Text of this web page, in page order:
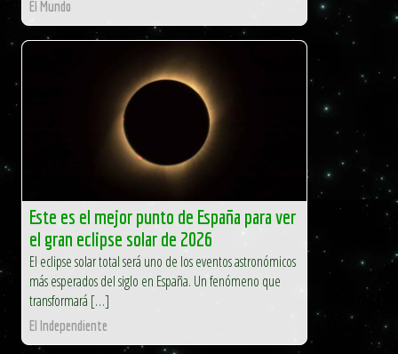
El Mundo
Este es el mejor punto de España para ver
el gran eclipse solar de 2026
El eclipse solar total será uno de los eventos astronómicos
más esperados del siglo en España. Un fenómeno que
transformará […]
El Independiente